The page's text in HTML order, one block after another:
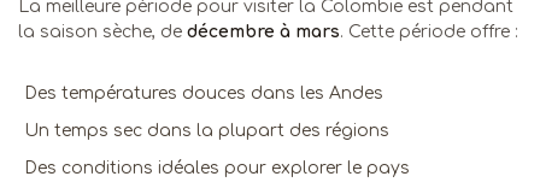
La meilleure période pour visiter la Colombie est pendant
la saison sèche, de décembre à mars. Cette période offre :
Des températures douces dans les Andes
Un temps sec dans la plupart des régions
Des conditions idéales pour explorer le pays